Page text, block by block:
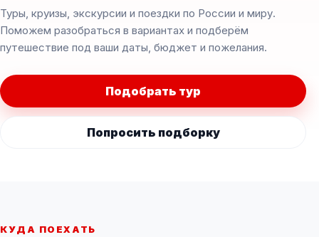
Туры, круизы, экскурсии и поездки по России и миру.
Поможем разобраться в вариантах и подберём
путешествие под ваши даты, бюджет и пожелания.
Подобрать тур
Попросить подборку
КУДА ПОЕХАТЬ